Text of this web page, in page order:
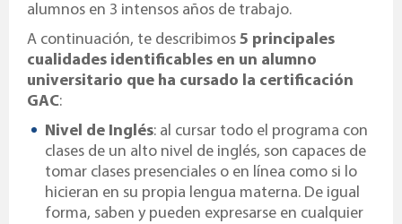
alumnos en 3 intensos años de trabajo.
A continuación, te describimos 5 principales
cualidades identificables en un alumno
universitario que ha cursado la certificación
GAC:
Nivel de Inglés: al cursar todo el programa con
clases de un alto nivel de inglés, son capaces de
tomar clases presenciales o en línea como si lo
hicieran en su propia lengua materna. De igual
forma, saben y pueden expresarse en cualquier